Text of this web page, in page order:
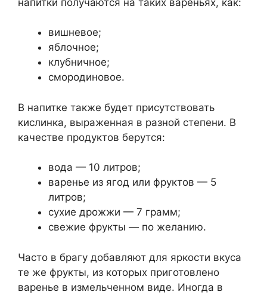
вишневое;
яблочное;
клубничное;
смородиновое.
В напитке также будет присутствовать
кислинка, выраженная в разной степени. В
качестве продуктов берутся:
вода — 10 литров;
варенье из ягод или фруктов — 5
литров;
сухие дрожжи — 7 грамм;
свежие фрукты — по желанию.
Часто в брагу добавляют для яркости вкуса
те же фрукты, из которых приготовлено
варенье в измельченном виде. Иногда в